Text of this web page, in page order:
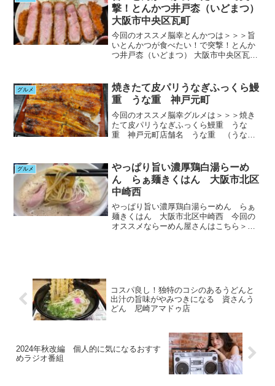
ん！腰痛持ち女性そうねぇ。...
撃！とんかつ井戸枩（いどまつ）
大阪市中央区瓦町
今回のオススメ脳幸とんかつは＞＞＞旨
いとんかつが食べたい！で突撃！とんか
つ井戸枩（いどまつ） 大阪市中央区瓦町
食べてます？食べてる！！って今答えた
貴方！！うらやますぃ～...
グルメ
焼きたて皮パリうなぎふっくら鰻
重 うな重 神戸元町
今回のオススメ脳幸グルメは＞＞＞焼き
たて皮パリうなぎふっくら鰻重 うな
重 神戸元町店舗名 うな重 （うなし
いご褒美色々ありますがうなぎはやっぱ
り大きい方のご褒美ですよね...
グルメ
やっぱり旨い濃厚鶏白湯らーめ
ん らぁ麺きくはん 大阪市北区
中崎西
やっぱり旨い濃厚鶏白湯らーめん らぁ
麺きくはん 大阪市北区中崎西 今回の
オススメならーめん屋さんはこちら＞＞
コスパ良し！独特のコシのあるうどんと
出汁の旨味がやみつきになる 資さんう
どん 尼崎アマドゥ店
2024年秋改編 個人的に気になるおすす
めラジオ番組